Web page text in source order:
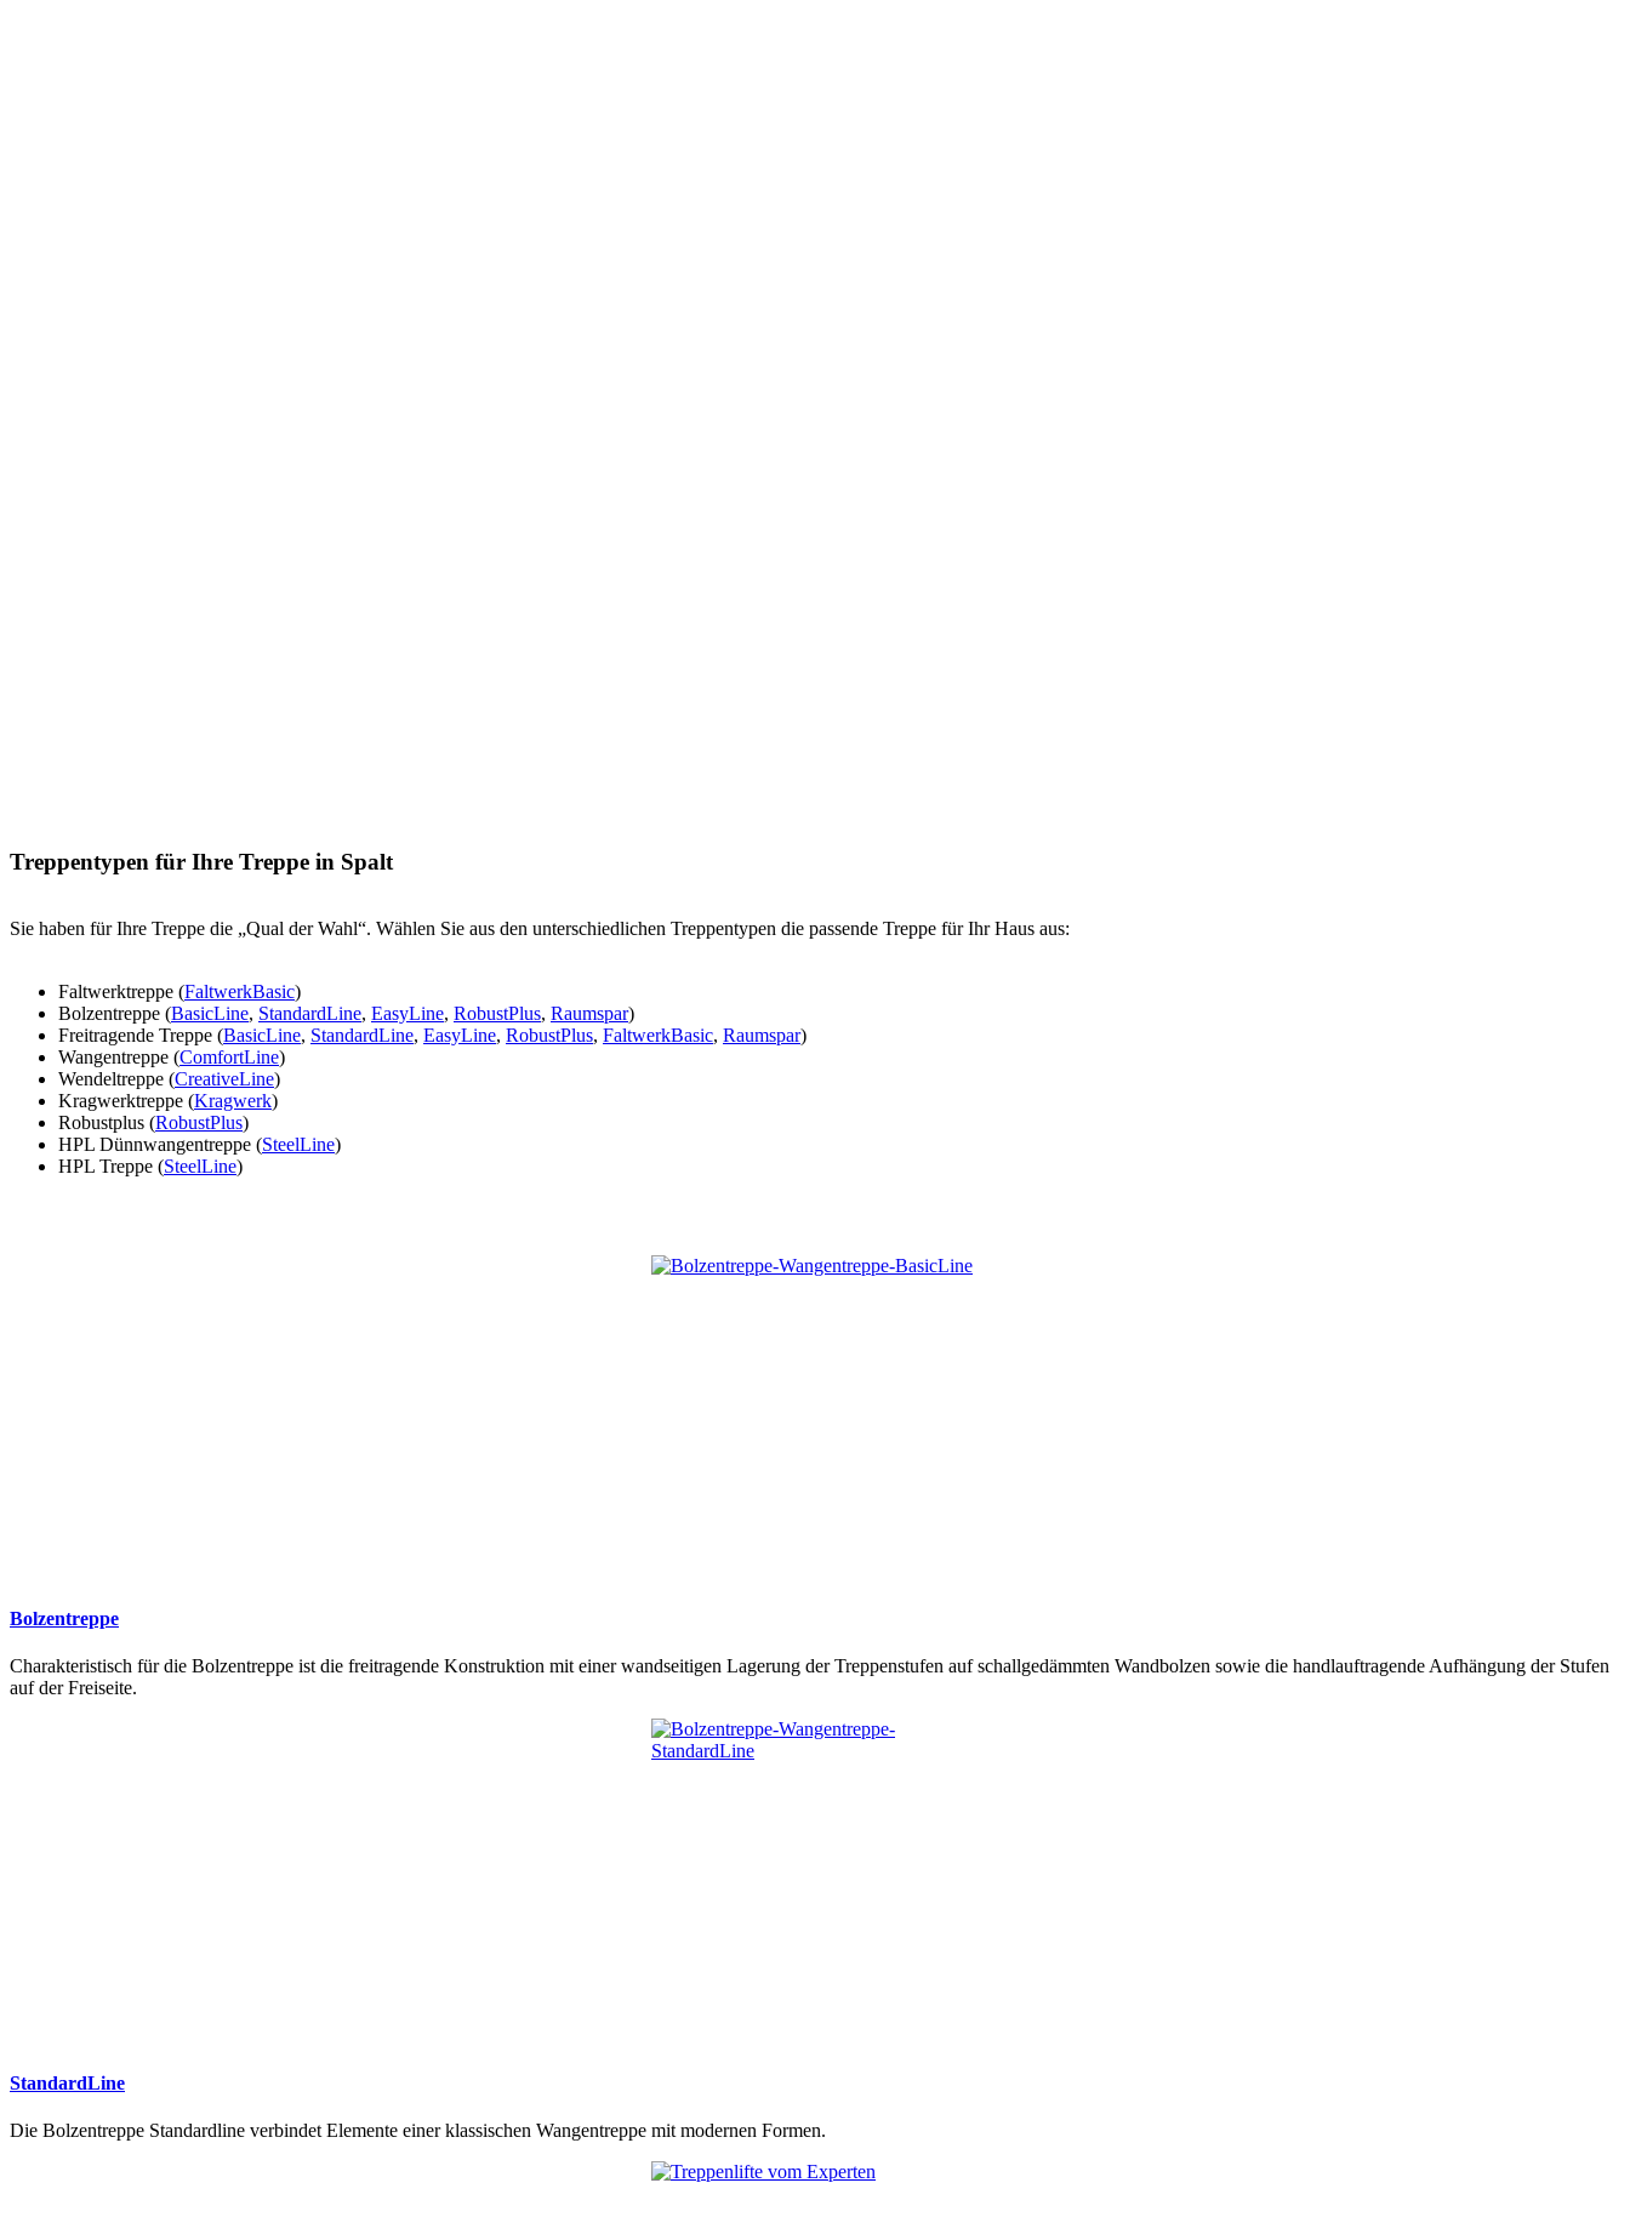
Treppentypen für Ihre Treppe in Spalt
Sie haben für Ihre Treppe die „Qual der Wahl“. Wählen Sie aus den unterschiedlichen Treppentypen die passende Treppe für Ihr Haus aus:
Faltwerktreppe (FaltwerkBasic)
Bolzentreppe (BasicLine, StandardLine, EasyLine, RobustPlus, Raumspar)
Freitragende Treppe (BasicLine, StandardLine, EasyLine, RobustPlus, FaltwerkBasic, Raumspar)
Wangentreppe (ComfortLine)
Wendeltreppe (CreativeLine)
Kragwerktreppe (Kragwerk)
Robustplus (RobustPlus)
HPL Dünnwangentreppe (SteelLine)
HPL Treppe (SteelLine)
Bolzentreppe
Charakteristisch für die Bolzentreppe ist die freitragende Konstruktion mit einer wandseitigen Lagerung der Treppenstufen auf schallgedämmten Wandbolzen sowie die handlauftragende Aufhängung der Stufen
auf der Freiseite.
StandardLine
Die Bolzentreppe Standardline verbindet Elemente einer klassischen Wangentreppe mit modernen Formen.